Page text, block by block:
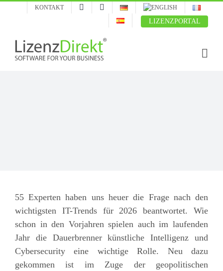
KONTAKT
LIZENZPORTAL
55 Experten haben uns heuer die Frage nach den
wichtigsten IT-Trends für 2026 beantwortet. Wie
schon in den Vorjahren spielen auch im laufenden
Jahr die Dauerbrenner künstliche Intelligenz und
Cybersecurity eine wichtige Rolle. Neu dazu
gekommen ist im Zuge der geopolitischen